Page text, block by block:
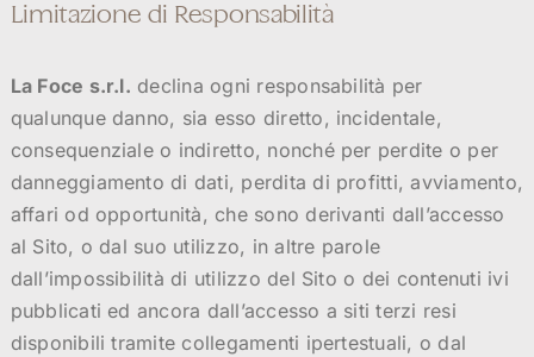
Limitazione di Responsabilità
La Foce s.r.l. declina ogni responsabilità per
qualunque danno, sia esso diretto, incidentale,
consequenziale o indiretto, nonché per perdite o per
danneggiamento di dati, perdita di profitti, avviamento,
affari od opportunità, che sono derivanti dall’accesso
al Sito, o dal suo utilizzo, in altre parole
dall’impossibilità di utilizzo del Sito o dei contenuti ivi
pubblicati ed ancora dall’accesso a siti terzi resi
disponibili tramite collegamenti ipertestuali, o dal